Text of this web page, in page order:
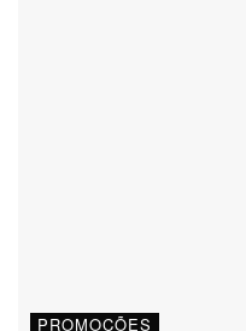
PROMOÇÕES